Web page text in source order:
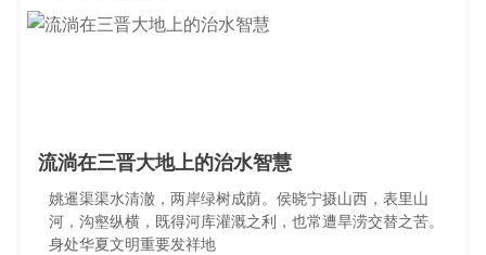
流淌在三晋大地上的治水智慧
姚暹渠渠水清澈，两岸绿树成荫。侯晓宁摄山西，表里山
河，沟壑纵横，既得河库灌溉之利，也常遭旱涝交替之苦。
身处华夏文明重要发祥地